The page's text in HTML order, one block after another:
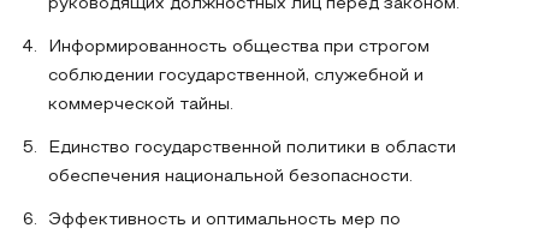
руководящих должностных лиц перед законом.
Информированность общества при строгом
соблюдении государственной, служебной и
коммерческой тайны.
Единство государственной политики в области
обеспечения национальной безопасности.
Эффективность и оптимальность мер по